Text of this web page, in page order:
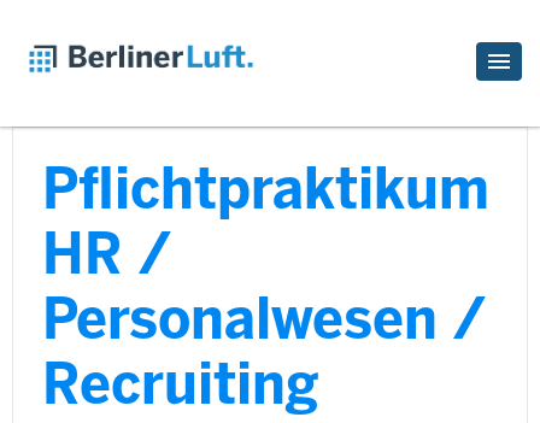
Pflichtpraktikum
HR /
Personalwesen /
Recruiting